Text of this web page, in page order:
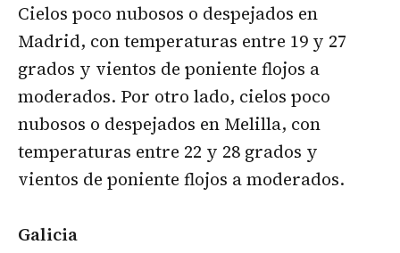
Cielos poco nubosos o despejados en
Madrid, con temperaturas entre 19 y 27
grados y vientos de poniente flojos a
moderados. Por otro lado, cielos poco
nubosos o despejados en Melilla, con
temperaturas entre 22 y 28 grados y
vientos de poniente flojos a moderados.
Galicia